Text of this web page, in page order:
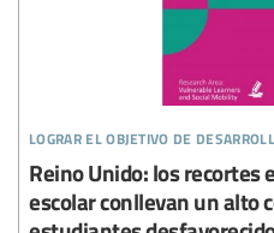
lograr el objetivo de
Reino Unido: los recortes
escolar conllevan un alto